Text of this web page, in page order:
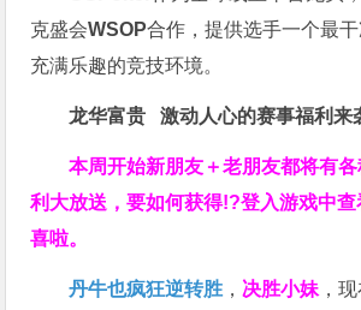
克盛会WSOP合作，提供选手一个最
充满乐趣的竞技环境。
龙华富贵 激动人心的赛事福利来
本周开始新朋友＋老朋友都将有
利大放送，要如何获得!?登入游戏中
喜啦。
丹牛也疯狂逆转胜 ， 决胜小妹 ，